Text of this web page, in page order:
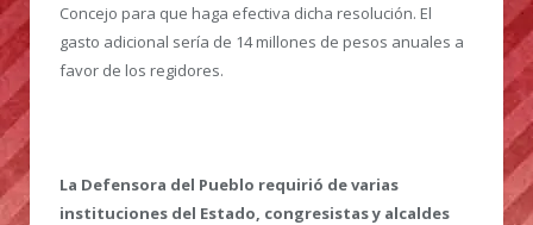
Concejo para que haga efectiva dicha resolución. El
gasto adicional sería de 14 millones de pesos anuales a
favor de los regidores.
La Defensora del Pueblo requirió de varias
instituciones del Estado, congresistas y alcaldes